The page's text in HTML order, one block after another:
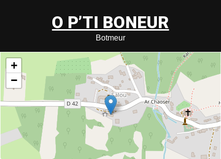
O P’TI BONEUR
Botmeur
+
−